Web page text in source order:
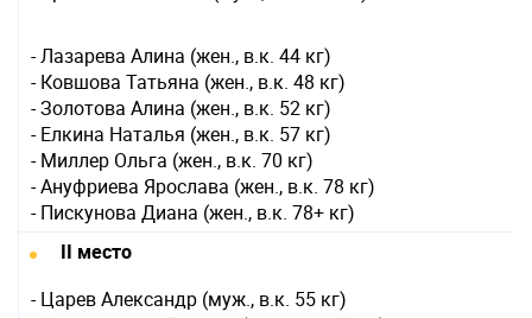
- Лазарева Алина (жен., в.к. 44 кг)
- Ковшова Татьяна (жен., в.к. 48 кг)
- Золотова Алина (жен., в.к. 52 кг)
- Елкина Наталья (жен., в.к. 57 кг)
- Миллер Ольга (жен., в.к. 70 кг)
- Ануфриева Ярослава (жен., в.к. 78 кг)
- Пискунова Диана (жен., в.к. 78+ кг)
II место
- Царев Александр (муж., в.к. 55 кг)